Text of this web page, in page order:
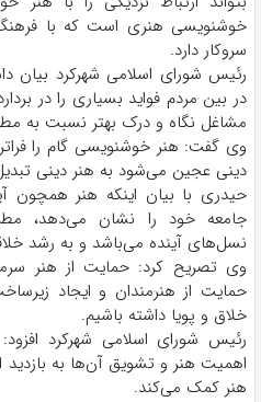
خوشنویسی هنری است که با
سروکار دارد.
رئیس شورای اسلامی شهرکرد
در بین مردم فواید بسیاری را در
مشاغل نگاه و درک بهتر نسبت به
وی گفت: هنر خوشنویسی گام را
دینی عجین می‌شود به هنر دینی
حیدری با بیان اینکه هنر همچون
جامعه خود را نشان می‌دهد،
نسل‌های آینده می‌باشد و به رشد
وی تصریح کرد: حمایت از هنر
حمایت از هنرمندان و ایجاد
خلاق و پویا داشته باشیم.
رئیس شورای اسلامی شهرکرد
اهمیت هنر و تشویق آن‌ها به بازدید
هنر کمک می‌کند.